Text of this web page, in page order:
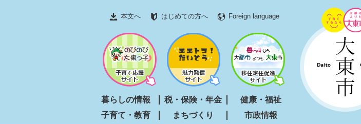
本文へ はじめての方へ Foreign language
暮らしの情報 税・保険・年金
健康・福祉
子育て・教育
まちづくり 市政情報